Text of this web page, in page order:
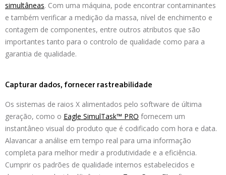
simultâneas. Com uma máquina, pode encontrar contaminantes
e também verificar a medição da massa, nível de enchimento e
contagem de componentes, entre outros atributos que são
importantes tanto para o controlo de qualidade como para a
garantia de qualidade.
Capturar dados, fornecer rastreabilidade
Os sistemas de raios X alimentados pelo software de última
geração, como o Eagle SimulTask™ PRO fornecem um
instantâneo visual do produto que é codificado com hora e data.
Alavancar a análise em tempo real para uma informação
completa para melhor medir a produtividade e a eficiência.
Cumprir os padrões de qualidade internos estabelecidos e